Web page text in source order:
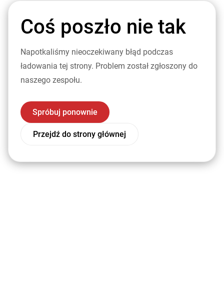
Coś poszło nie tak
Napotkaliśmy nieoczekiwany błąd podczas
ładowania tej strony. Problem został zgłoszony do
naszego zespołu.
Spróbuj ponownie
Przejdź do strony głównej